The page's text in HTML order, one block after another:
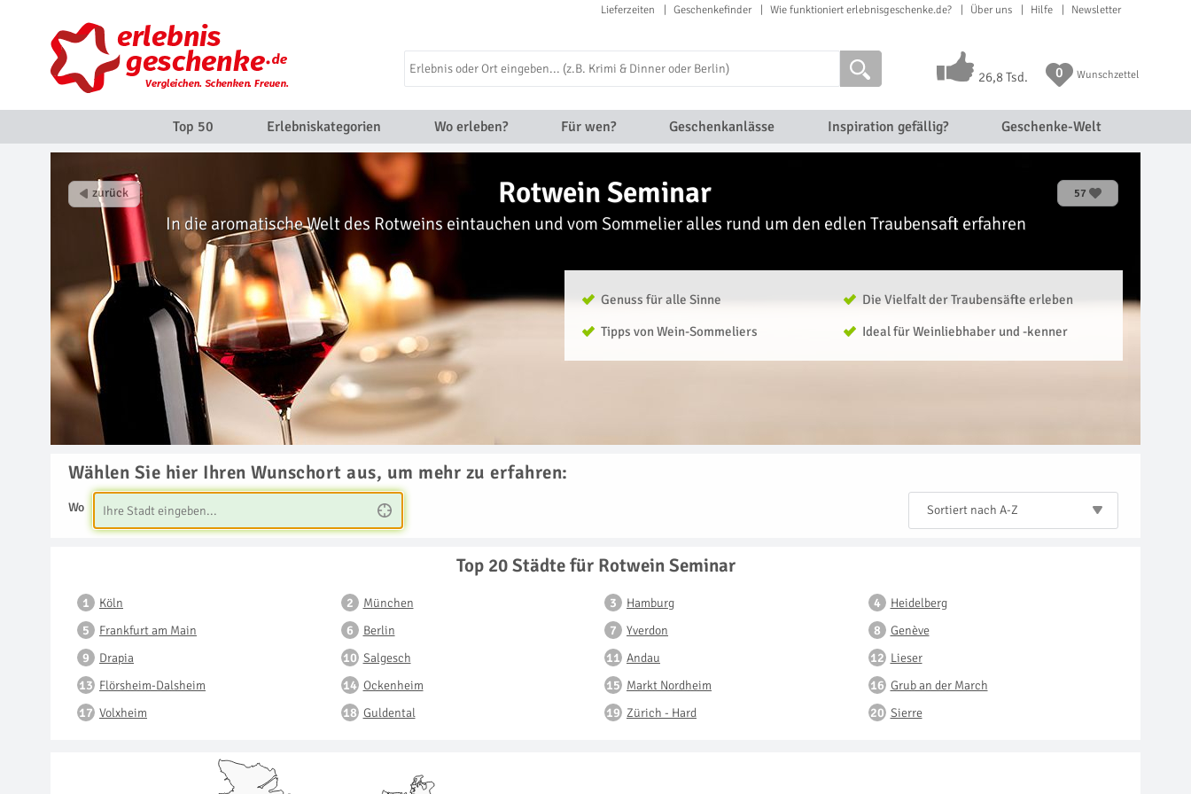
Lieferzeiten Geschenkefinder Wie funktioniert erlebnisgeschenke.de? Über uns Hilfe Newsletter
26,8 Tsd. 0 Wunschzettel
Top 50 Erlebniskategorien Wo erleben? Für wen? Geschenkanlässe Inspiration gefällig? Geschenke-Welt
Rotwein Seminar 57
In die aromatische Welt des Rotweins eintauchen und vom Sommelier alles rund um den edlen Traubensaft erfahren
Genuss für alle Sinne
Die Vielfalt der Traubensäfte erleben
Tipps von Wein-Sommeliers
Ideal für Weinliebhaber und -kenner
Wählen Sie hier Ihren Wunschort aus, um mehr zu erfahren:
Wo Sortiert nach A-Z
Top 20 Städte für Rotwein Seminar
Köln München Hamburg
Heidelberg
Frankfurt am Main
Berlin Yverdon
Genève
Drapia
Salgesch Andau
Lieser
Flörsheim-Dalsheim
Ockenheim Markt Nordheim
Grub an der March
Volxheim
Guldental Zürich - Hard Sierre